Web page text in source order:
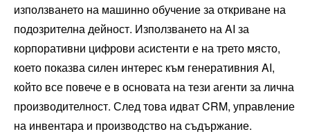
използването на машинно обучение за откриване на
подозрителна дейност. Използването на AI за
корпоративни цифрови асистенти е на трето място,
което показва силен интерес към генеративния AI,
който все повече е в основата на тези агенти за лична
производителност. След това идват CRM, управление
на инвентара и производство на съдържание.